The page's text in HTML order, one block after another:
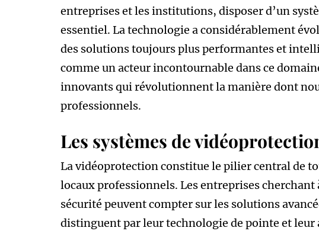
entreprises et les institutions, disposer d’un
essentiel. La technologie a considérablement
des solutions toujours plus performantes et
comme un acteur incontournable dans ce
innovants qui révolutionnent la manière dont
professionnels.
Les systèmes de
La vidéoprotection constitue le pilier central de
locaux professionnels. Les entreprises
sécurité peuvent compter sur les solutions
distinguent par leur technologie de pointe et